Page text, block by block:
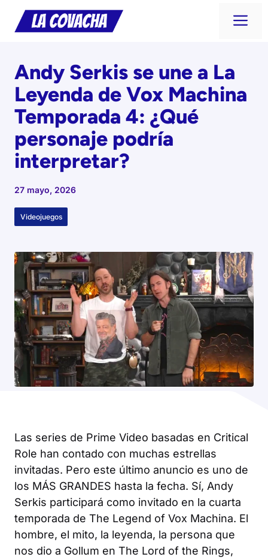
Saltar
Andy Serkis se une a La
Leyenda de Vox Machina
Temporada 4: ¿Qué
personaje podría
interpretar?
27 mayo, 2026
Videojuegos
Las series de Prime Video basadas en Critical
Role han contado con muchas estrellas
invitadas. Pero este último anuncio es uno de
los MÁS GRANDES hasta la fecha. Sí, Andy
Serkis participará como invitado en la cuarta
temporada de The Legend of Vox Machina. El
hombre, el mito, la leyenda, la persona que
nos dio a Gollum en The Lord of the Rings,